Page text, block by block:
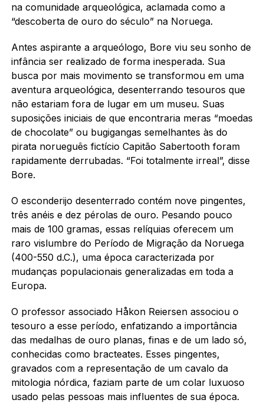
na comunidade arqueológica, aclamada como a
“descoberta de ouro do século” na Noruega.
Antes aspirante a arqueólogo, Bore viu seu sonho de
infância ser realizado de forma inesperada. Sua
busca por mais movimento se transformou em uma
aventura arqueológica, desenterrando tesouros que
não estariam fora de lugar em um museu. Suas
suposições iniciais de que encontraria meras “moedas
de chocolate” ou bugigangas semelhantes às do
pirata norueguês fictício Capitão Sabertooth foram
rapidamente derrubadas. “Foi totalmente irreal”, disse
Bore.
O esconderijo desenterrado contém nove pingentes,
três anéis e dez pérolas de ouro. Pesando pouco
mais de 100 gramas, essas relíquias oferecem um
raro vislumbre do Período de Migração da Noruega
(400-550 d.C.), uma época caracterizada por
mudanças populacionais generalizadas em toda a
Europa.
O professor associado Håkon Reiersen associou o
tesouro a esse período, enfatizando a importância
das medalhas de ouro planas, finas e de um lado só,
conhecidas como bracteates. Esses pingentes,
gravados com a representação de um cavalo da
mitologia nórdica, faziam parte de um colar luxuoso
usado pelas pessoas mais influentes de sua época.